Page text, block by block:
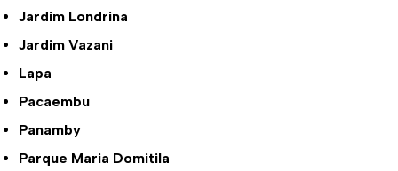
Jardim Londrina
Jardim Vazani
Lapa
Pacaembu
Panamby
Parque Maria Domitila